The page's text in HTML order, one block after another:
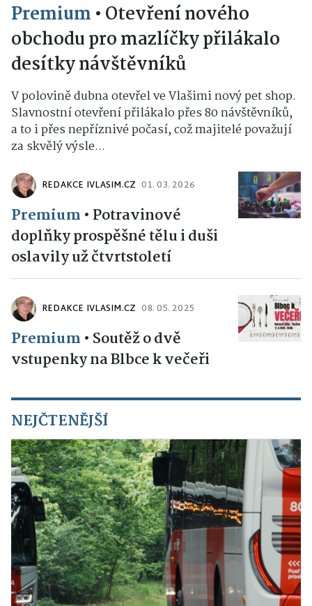
Premium • Otevření nového
obchodu pro mazlíčky přilákalo
desítky návštěvníků
V polovině dubna otevřel ve Vlašimi nový pet shop.
Slavnostní otevření přilákalo přes 80 návštěvníků,
a to i přes nepříznivé počasí, což majitelé považují
za skvělý výsle...
REDAKCE IVLASIM.CZ 01. 03. 2026
Premium • Potravinové
doplňky prospěšné tělu i duši
oslavily už čtvrtstoletí
REDAKCE IVLASIM.CZ 08. 05. 2025
Premium • Soutěž o dvě
vstupenky na Blbce k večeři
NEJČTENĚJŠÍ